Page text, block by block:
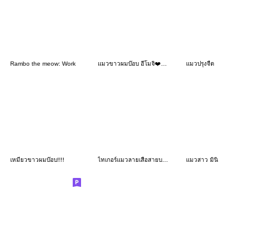
Rambo the meow: Work แมวปรุงจืด
เหมียวขาวผมบ๊อบ!!!! แมวสาว มินิ